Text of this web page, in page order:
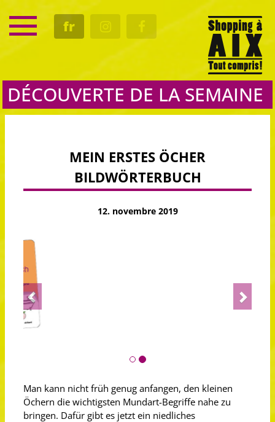
fr
SERVICE
RENDEZ-VOUS
DÉCOUVERTE DE LA SEMAINE
MEIN ERSTES ÖCHER
BILDWÖRTERBUCH
12. novembre 2019
Previous Next
Man kann nicht früh genug anfangen, den kleinen
Öchern die wichtigsten Mundart-Begriffe nahe zu
bringen. Dafür gibt es jetzt ein niedliches